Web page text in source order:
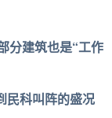
分建筑也是“工作
民科叫阵的盛况